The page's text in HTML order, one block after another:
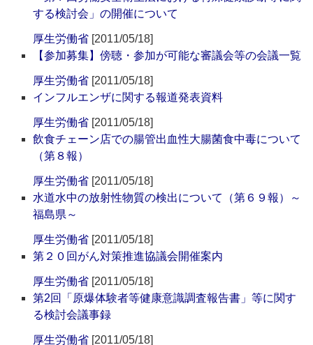
する検討会」の開催について
厚生労働省 [2011/05/18]
【参加募集】傍聴・参加が可能な審議会等の会議一覧
厚生労働省 [2011/05/18]
インフルエンザに関する報道発表資料
厚生労働省 [2011/05/18]
飲食チェーン店での腸管出血性大腸菌食中毒について
（第８報）
厚生労働省 [2011/05/18]
水道水中の放射性物質の検出について（第６９報）～
福島県～
厚生労働省 [2011/05/18]
第２０回がん対策推進協議会開催案内
厚生労働省 [2011/05/18]
第2回「原爆体験者等健康意識調査報告書」等に関す
る検討会議事録
厚生労働省 [2011/05/18]